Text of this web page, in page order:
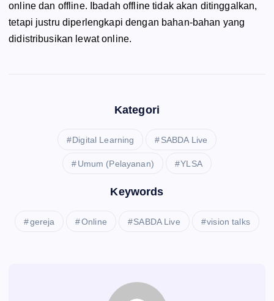
onlinedan offline. Ibadah offlinetidak akan ditinggalkan,
tetapi justru diperlengkapi dengan bahan-bahan yang
didistribusikan lewatonline.
Kategori
Digital Learning SABDA Live
Umum (Pelayanan) YLSA
Keywords
gereja Online SABDA Live vision talks